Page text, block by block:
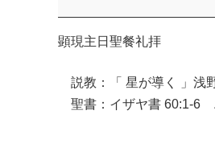
餐
礼
顕現主日聖餐礼拝
説教：「 星が導く 」浅
聖書：イザヤ書 60:1-6